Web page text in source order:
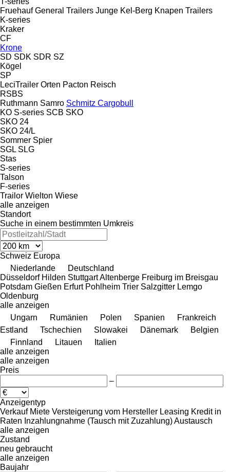
Fruehauf General Trailers Junge Kel-Berg Knapen Trailers
K-series
Kraker
CF
Krone
SD SDK SDR SZ
Kögel
SP
LeciTrailer Orten Pacton Reisch
RSBS
Ruthmann Samro Schmitz Cargobull
KO S-series SCB SKO
SKO 24
SKO 24/L
Sommer Spier
SGL SLG
Stas
S-series
Talson
F-series
Trailor Wielton Wiese
alle anzeigen
Standort
Suche in einem bestimmten Umkreis
Schweiz Europa
Niederlande
Deutschland
Düsseldorf Hilden StuttgartAltenberge Freiburg im Breisgau
Potsdam Gießen Erfurt Pohlheim Trier Salzgitter Lemgo
Oldenburg
alle anzeigen
Ungarn
Rumänien Polen Spanien
Frankreich
Estland
Tschechien Slowakei Dänemark
Belgien
Finnland
Litauen
Italien
alle anzeigen
alle anzeigen
Preis
–
Anzeigentyp
Verkauf Miete Versteigerung vom Hersteller Leasing Kredit in
Raten Inzahlungnahme (Tausch mit Zuzahlung)Austausch
alle anzeigen
Zustand
neu gebraucht
alle anzeigen
Baujahr